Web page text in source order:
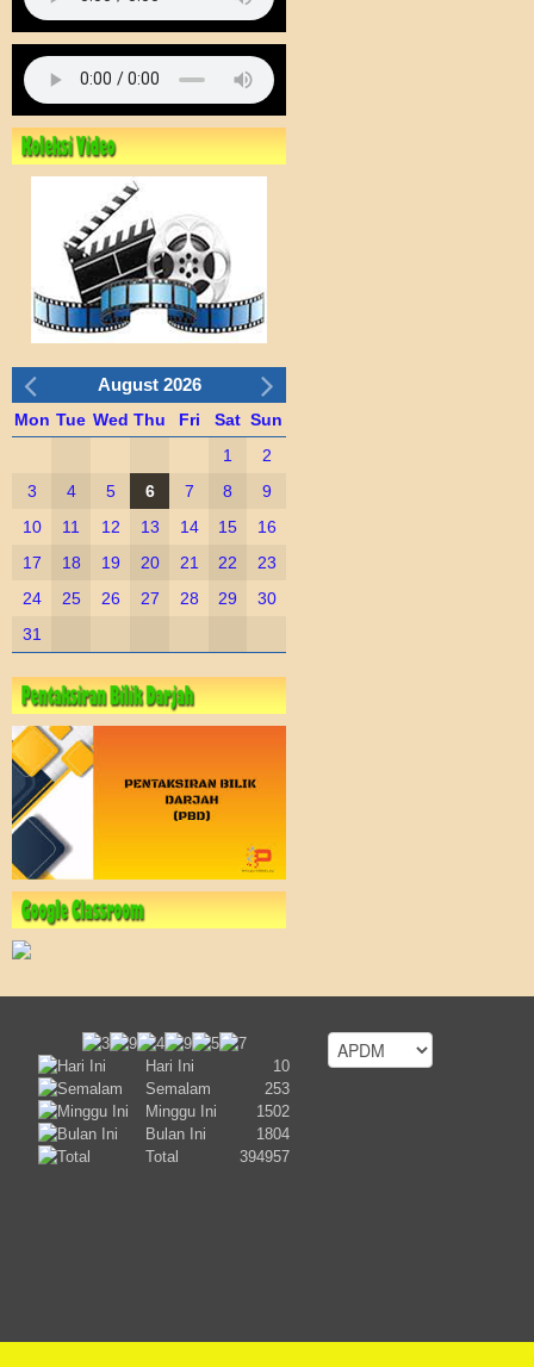
August 2026
Mon Tue Wed Thu Fri Sat Sun
1
2
3
4 5 6 7 8
9
10
11 12 13 14 15
16
17
18 19 20 21 22
23
24
25 26 27 28 29
30
31
Hari Ini
10
Semalam
253
Minggu Ini
1502
Bulan Ini
1804
Total
394957